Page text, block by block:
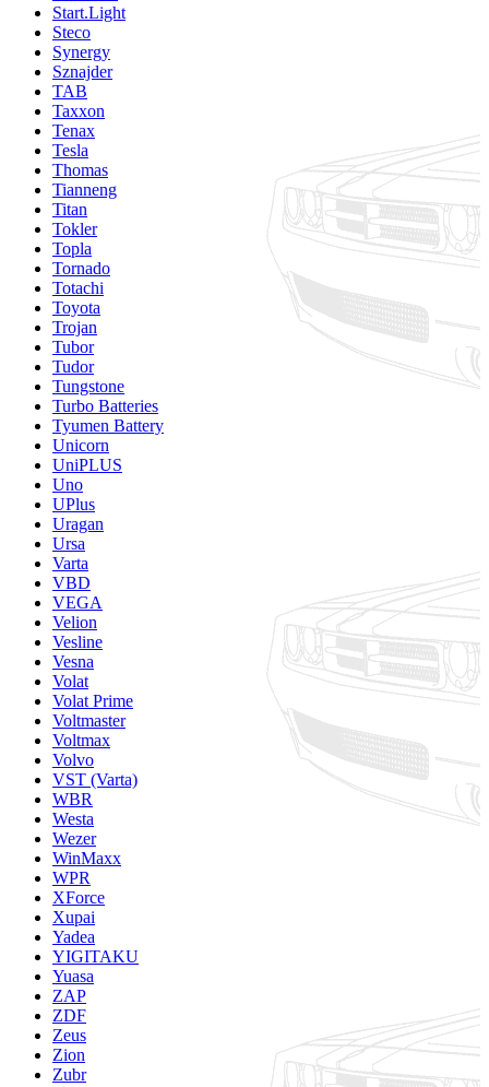
Start.Light
Steco
Synergy
Sznajder
TAB
Taxxon
Tenax
Tesla
Thomas
Tianneng
Titan
Tokler
Topla
Tornado
Totachi
Toyota
Trojan
Tubor
Tudor
Tungstone
Turbo Batteries
Tyumen Battery
Unicorn
UniPLUS
Uno
UPlus
Uragan
Ursa
Varta
VBD
VEGA
Velion
Vesline
Vesna
Volat
Volat Prime
Voltmaster
Voltmax
Volvo
VST (Varta)
WBR
Westa
Wezer
WinMaxx
WPR
XForce
Xupai
Yadea
YIGITAKU
Yuasa
ZAP
ZDF
Zeus
Zion
Zubr